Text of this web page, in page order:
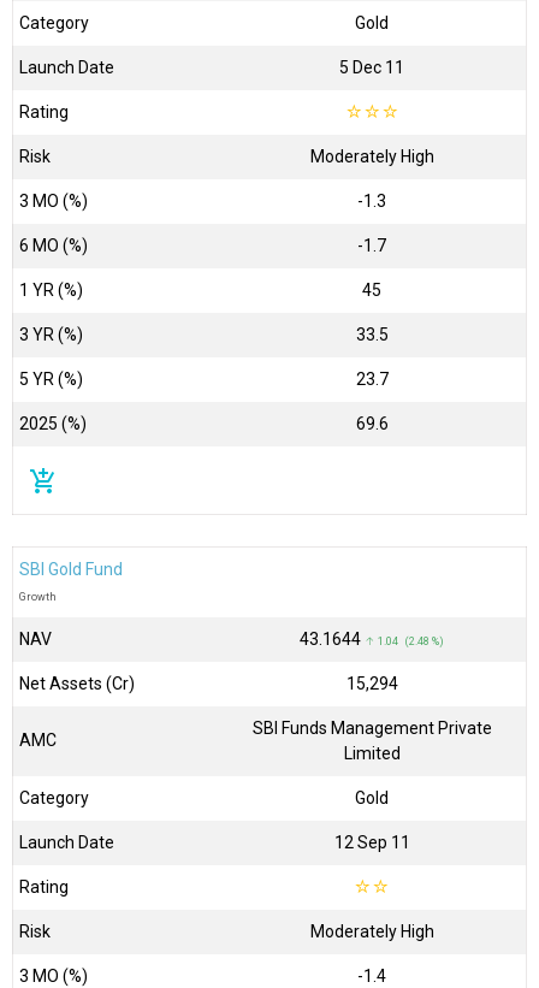
Category Gold
Launch Date 5 Dec 11
Rating ☆☆☆
Risk Moderately High
3 MO (%) -1.3
6 MO (%) -1.7
1 YR (%) 45
3 YR (%) 33.5
5 YR (%) 23.7
2025 (%) 69.6
add_shopping_cart
SBI Gold Fund
Growth
NAV ₹43.1644 ↑ 1.04 (2.48 %)
Net Assets (Cr) ₹15,294
AMC
SBI Funds Management Private
Limited
Category Gold
Launch Date 12 Sep 11
Rating ☆☆
Risk Moderately High
3 MO (%) -1.4